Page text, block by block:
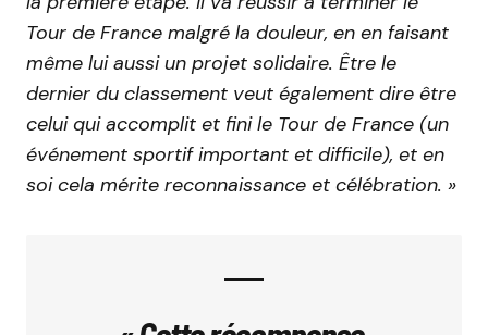
Tour de France malgré la douleur, en en faisant
même lui aussi un projet solidaire. Être le
dernier du classement veut également dire être
celui qui accomplit et fini le Tour de France (un
événement sportif important et difficile), et en
soi cela mérite reconnaissance et célébration. »